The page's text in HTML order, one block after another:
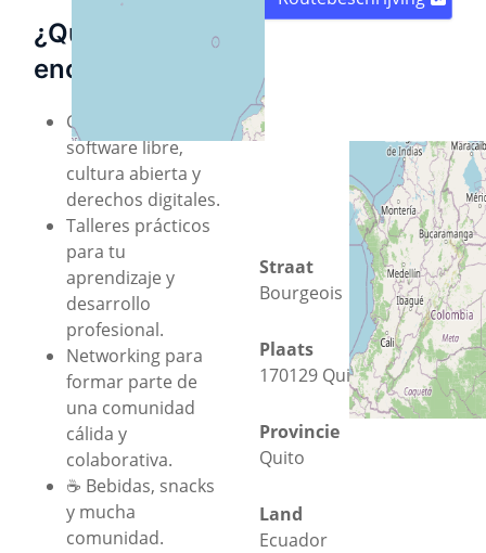
¿Qué
encontrarás?
Charlas sobre
software libre,
cultura abierta y
derechos digitales.
Talleres prácticos
para tu
aprendizaje y
desarrollo
profesional.
Networking para
formar parte de
una comunidad
cálida y
colaborativa.
☕ Bebidas, snacks
y mucha
comunidad.
Straat
Bourgeois
Plaats
170129 Quito
Provincie
Quito
Land
Ecuador